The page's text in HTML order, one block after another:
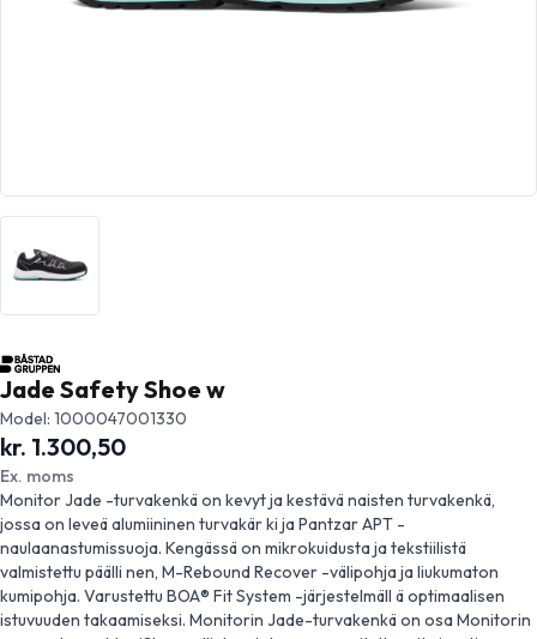
Jade Safety Shoe w
Model: 1000047001330
kr. 1.300,50
Ex. moms
Monitor Jade -turvakenkä on kevyt ja kestävä naisten turvakenkä,
jossa on leveä alumiininen turvakär ki ja Pantzar APT -
naulaanastumissuoja. Kengässä on mikrokuidusta ja tekstiilistä
valmistettu päälli nen, M-Rebound Recover -välipohja ja liukumaton
kumipohja. Varustettu BOA® Fit System -järjestelmäll ä optimaalisen
istuvuuden takaamiseksi. Monitorin Jade-turvakenkä on osa Monitorin